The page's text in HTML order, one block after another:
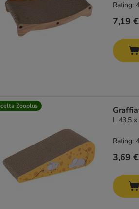
7,19 €
Rating:
Zooplus
L 43,5
3,69 €
Rating: